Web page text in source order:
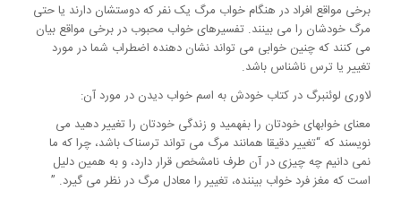
برخی مواقع افراد در هنگام خواب مرگ یک نفر که دوستشان دارند یا حتی
مرگ خودشان را می بینند. تفسیرهای خواب محبوب در برخی مواقع بیان
می کنند که چنین خوابی می تواند نشان دهنده اضطراب شما در مورد
تغییر یا ترس ناشناس باشد.
لاوری لوئنبرگ در کتاب خودش به اسم خواب دیدن در مورد آن:
معنای خوابهای خودتان را بفهمید و زندگی خودتان را تغییر دهید می
نویسند که “تغییر دقیقا همانند مرگ می تواند ترسناک باشد، چرا که ما
نمی دانیم چه چیزی در آن طرف نامشخص قرار دارد، و به همین دلیل
است که مغز فرد خواب بیننده، تغییر را معادل مرگ در نظر می گیرد. ”